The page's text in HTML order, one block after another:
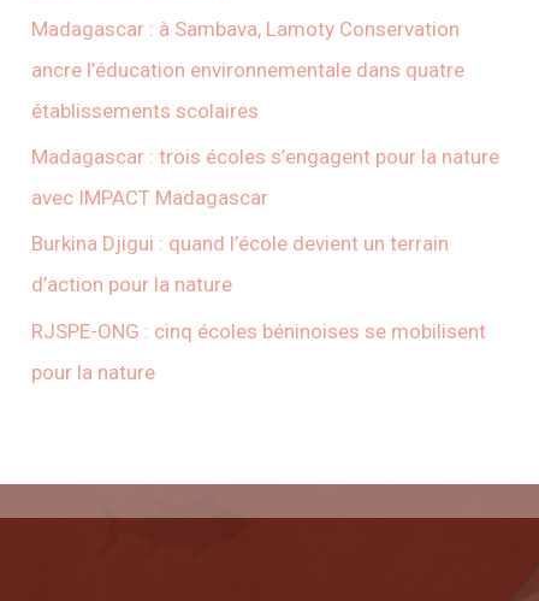
Madagascar : à Sambava, Lamoty Conservation
ancre l’éducation environnementale dans quatre
établissements scolaires
Madagascar : trois écoles s’engagent pour la nature
avec IMPACT Madagascar
Burkina Djigui : quand l’école devient un terrain
d’action pour la nature
RJSPE-ONG : cinq écoles béninoises se mobilisent
pour la nature